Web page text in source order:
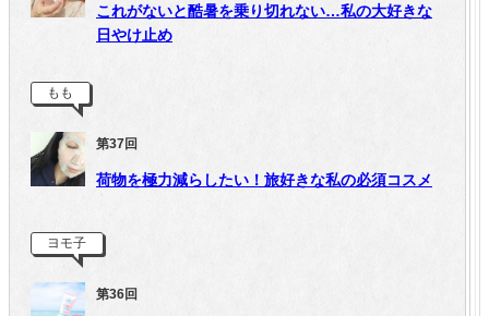
これがないと酷暑を乗り切れない…私の大好きな
日やけ止め
もも
第37回
荷物を極力減らしたい！旅好きな私の必須コスメ
ヨモ子
第36回